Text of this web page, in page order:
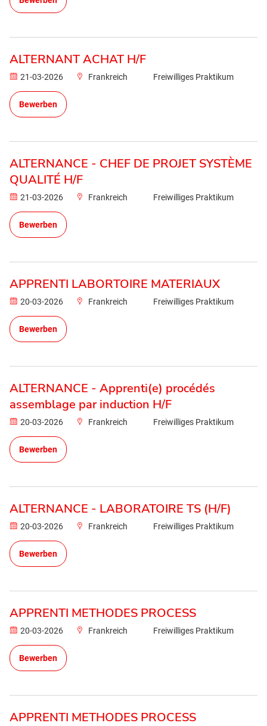
ALTERNANT ACHAT H/F
21-03-2026 Frankreich Freiwilliges Praktikum
Bewerben
ALTERNANCE - CHEF DE PROJET SYSTÈME
QUALITÉ H/F
21-03-2026 Frankreich Freiwilliges Praktikum
Bewerben
APPRENTI LABORTOIRE MATERIAUX
20-03-2026 Frankreich Freiwilliges Praktikum
Bewerben
ALTERNANCE - Apprenti(e) procédés
assemblage par induction H/F
20-03-2026 Frankreich Freiwilliges Praktikum
Bewerben
ALTERNANCE - LABORATOIRE TS (H/F)
20-03-2026 Frankreich Freiwilliges Praktikum
Bewerben
APPRENTI METHODES PROCESS
20-03-2026 Frankreich Freiwilliges Praktikum
Bewerben
APPRENTI METHODES PROCESS